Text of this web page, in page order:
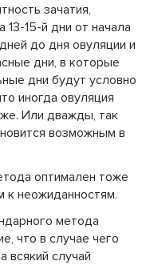
зачатия,
15-й дни от начала
до дня овуляции и
дни, в которые
дни будут условно
иногда овуляция
Или дважды, так
возможным в
оптимален тоже
к неожиданностям.
метода
что в случае чего
всякий случай